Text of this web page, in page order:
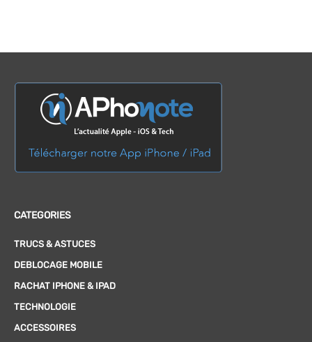
CATEGORIES
TRUCS & ASTUCES
DEBLOCAGE MOBILE
RACHAT IPHONE & IPAD
TECHNOLOGIE
ACCESSOIRES